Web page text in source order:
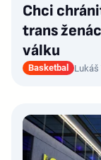
Chci
trans
válku
Basketbal Lukáš